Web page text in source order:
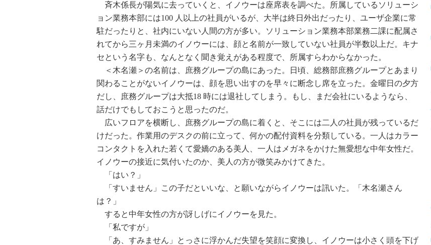
斉木係長が陽気に去っていくと、イノウーは座席表を調べた。所属しているソリューシ
ョン業務本部には100 人以上の社員がいるが、大半は終日外出だったり、ユーザ企業に常
駐だったりと、社内にいない人間の方が多い。ソリューション業務本部業務二課に配属さ
れてから三ヶ月未満のイノウーには、顔と名前が一致していない社員が半数以上だ。キナ
セという名字も、なんとなく聞き覚えがある程度で、所属すらわからなかった。
＜木名瀬＞の名前は、庶務グループの島にあった。日頃、総務部庶務グループとあまり
関わることがないイノウーは、顔を思い出すのを早々に断念し席を立った。金曜日の夕方
だし、庶務グループは大抵18 時には退社してしまう。もし、まだ会社にいるようなら、
話だけでもしておこうと思ったのだ。
広いフロアを横断し、庶務グループの島に着くと、そこには二人の社員が残っているだ
けだった。作業用のデスクの前に立って、何かの配付資料を分類している。一人はカラー
コンタクトを入れた若くて愛嬌のある美人、一人はメガネをかけた無愛想な中年女性だ。
イノウーの接近に気付いたのか、美人の方が微笑みかけてきた。
「はい？」
「すいません」この子だといいな、と願いながらイノウーは訊いた。「木名瀬さん
は？」
すると中年女性の方が訝しげにイノウーを見た。
「私ですが」
「あ、すみません」とっさに浮かんだ失望を笑顔に変換し、イノウーは小さく頭を下げ